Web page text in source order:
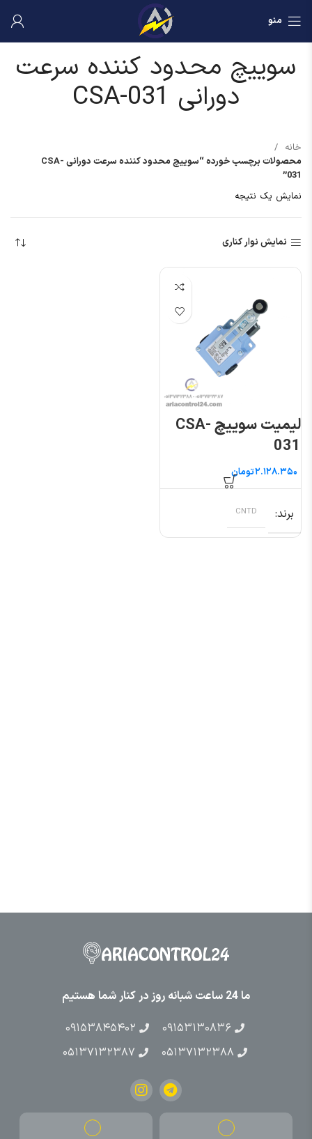
منو
سوییچ محدود کننده سرعت
دورانی CSA-031
خانه
محصولات برچسب خورده “سوییچ محدود کننده سرعت دورانی CSA-
031”
نمایش یک نتیجه
نمایش نوار کناری
لیمیت سوییچ CSA-
031
تومان
برند CNTD
ما 24 ساعت شبانه روز در کنار شما هستیم
۰۹۱۵۳۱۳۰۸۳۶
۰۹۱۵۳۸۴۵۴۰۲
۰۵۱۳۷۱۳۲۳۸۸
۰۵۱۳۷۱۳۲۳۸۷